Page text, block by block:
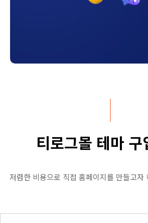
티로그몰 테마 구
저렴한 비용으로 직접 홈페이지를 만들고자